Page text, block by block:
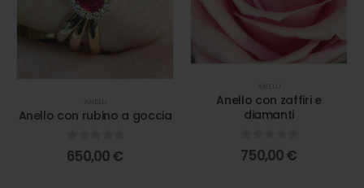
Anello con rubino a goccia
0 out of 5
650,00€
Anello con zaffiri e
diamanti
0out of 5
750,00€